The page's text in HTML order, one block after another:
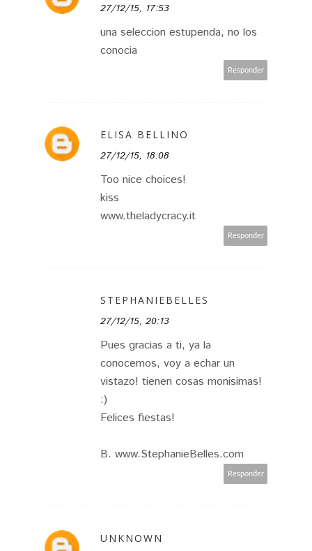
27/12/15, 17:53
una seleccion estupenda, no los
conocia
Responder
ELISA BELLINO
27/12/15, 18:08
Too nice choices!
kiss
www.theladycracy.it
Responder
STEPHANIEBELLES
27/12/15, 20:13
Pues gracias a ti, ya la
conocemos, voy a echar un
vistazo! tienen cosas monisimas!
:)
Felices fiestas!
B. www.StephanieBelles.com
Responder
UNKNOWN